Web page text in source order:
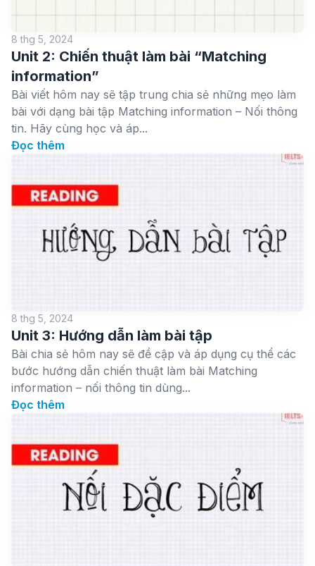
8 thg 5, 2024
Unit 2: Chiến thuật làm bài “Matching
information”
Bài viết hôm nay sẽ tập trung chia sẻ những mẹo làm
bài với dạng bài tập Matching information – Nối thông
tin. Hãy cùng học và áp...
Đọc thêm
8 thg 5, 2024
Unit 3: Hướng dẫn làm bài tập
Bài chia sẻ hôm nay sẽ đề cập và áp dụng cụ thể các
bước hướng dẫn chiến thuật làm bài Matching
information – nối thông tin dùng...
Đọc thêm